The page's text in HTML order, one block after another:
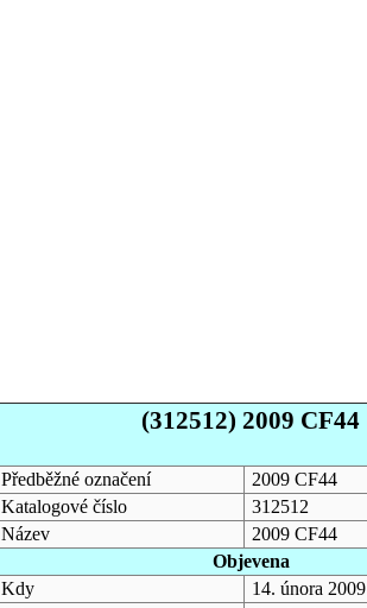
(312512) 2009 CF44
Předběžné označení
2009 CF44
Katalogové číslo
312512
Název
2009 CF44
Objevena
Kdy
14. února 2009